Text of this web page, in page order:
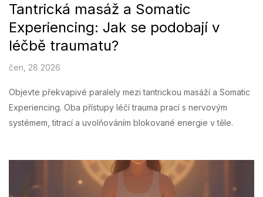
Tantrická masáž a Somatic
Experiencing: Jak se podobají v
léčbě traumatu?
čen, 28 2026
Objevte překvapivé paralely mezi tantrickou masáží a Somatic
Experiencing. Oba přístupy léčí trauma prací s nervovým
systémem, titrací a uvolňováním blokované energie v těle.